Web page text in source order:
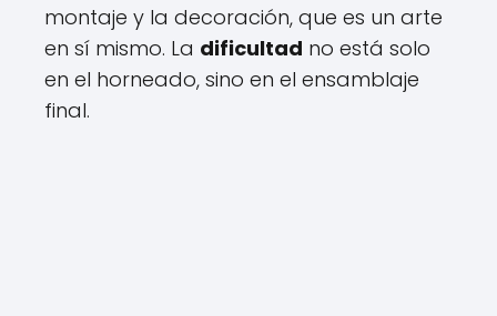
montaje y la decoración, que es un arte
en sí mismo. La dificultad no está solo
en el horneado, sino en el ensamblaje
final.